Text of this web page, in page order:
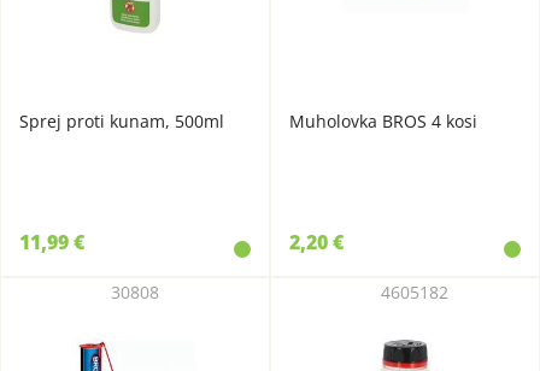
Sprej proti kunam, 500ml
11,99 €
Muholovka BROS 4 kosi
2,20 €
30808 4605182